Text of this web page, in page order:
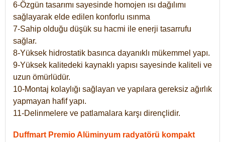
6-Özgün tasarımı sayesinde homojen ısı dağılımı
sağlayarak elde edilen konforlu ısınma
7-Sahip olduğu düşük su hacmi ile enerji tasarrufu
sağlar.
8-Yüksek hidrostatik basınca dayanıklı mükemmel yapı.
9-Yüksek kalitedeki kaynaklı yapısı sayesinde kaliteli ve
uzun ömürlüdür.
10-Montaj kolaylığı sağlayan ve yapılara gereksiz ağırlık
yapmayan hafif yapı.
11-Delinmelere ve patlamalara karşı dirençlidir.
Duffmart Premio Alüminyum radyatörü kompakt